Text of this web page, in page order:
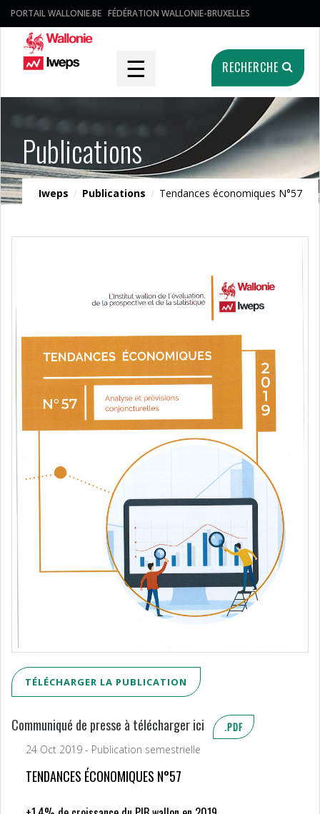
PORTAIL WALLONIE.BE FÉDÉRATION WALLONIE-BRUXELLES
☰ RECHERCHE
Publications
Iweps / Publications / Tendances économiques N°57
TÉLÉCHARGER LA PUBLICATION
Communiqué de presse à télécharger ici .PDF
24 Oct 2019 - Publication semestrielle
TENDANCES ÉCONOMIQUES N°57